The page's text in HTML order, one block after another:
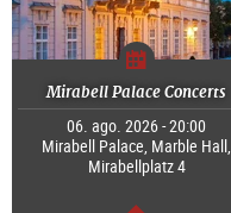
Mirabell Palace Concerts
06. ago. 2026 - 20:00
Mirabell Palace, Marble Hall,
Mirabellplatz 4